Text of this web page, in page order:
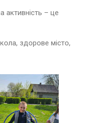
активність – це
здорове місто,